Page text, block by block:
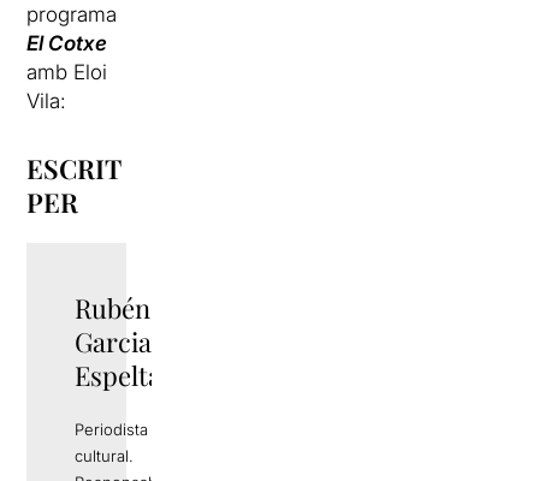
programa
El Cotxe
amb Eloi
Vila:
ESCRIT
PER
Rubén
Garcia
Espelta
Periodista i gestor
cultural.